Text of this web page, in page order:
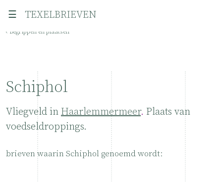
☰ TEXELBRIEVEN
‹ Begrippen en plaatsen
Schiphol
Vliegveld in Haarlemmermeer. Plaats van
voedseldroppings.
brieven waarin Schiphol genoemd wordt: